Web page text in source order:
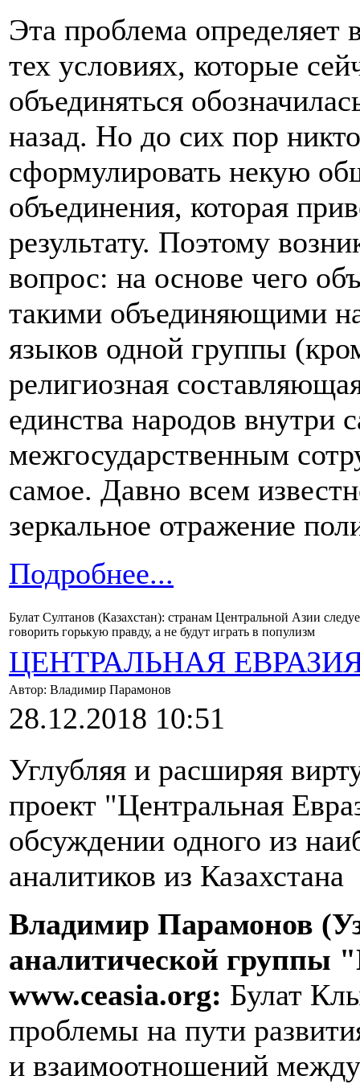
Эта проблема определяет
тех условиях, которые
объединяться
назад. Но до сих пор
сформулировать некую
объединения, которая
результату. Поэтому
вопрос: на основе чего
такими объединяющими
языков одной группы
религиозная
единства народов внутри
межгосударственным
самое. Давно всем
зеркальное отражение
Подробнее...
Булат Султанов (Казахстан): странам Центральной Азии
говорить горькую правду, а не будут играть в популизм
ЦЕНТРАЛЬНАЯ
Автор: Владимир Парамонов
28.12.2018 10:51
Углубляя и расширяя
проект "Центральная
обсуждении одного из
аналитиков из
Владимир Парамонов
аналитической группы
www.ceasia.org: Булат
проблемы на пути
и взаимоотношений